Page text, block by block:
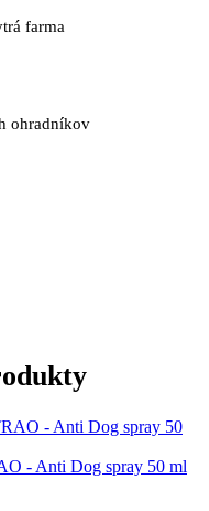
farma
ohradníkov
- Anti Dog spray 50 ml